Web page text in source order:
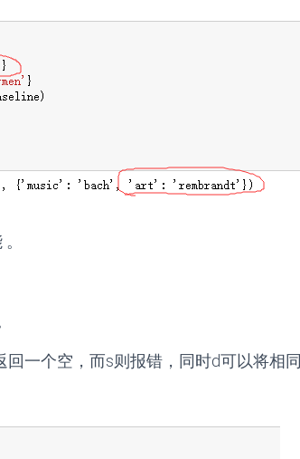
一个空，而s则报错，同时d可以将相同